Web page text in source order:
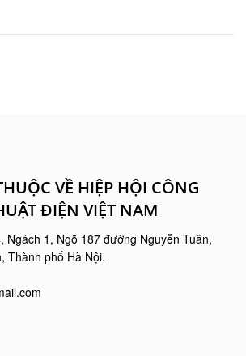
VỀ HIỆP HỘI CÔNG
ĐIỆN VIỆT NAM
Ngách 1, Ngõ 187 đường Nguyễn Tuân,
Thành phố Hà Nội.